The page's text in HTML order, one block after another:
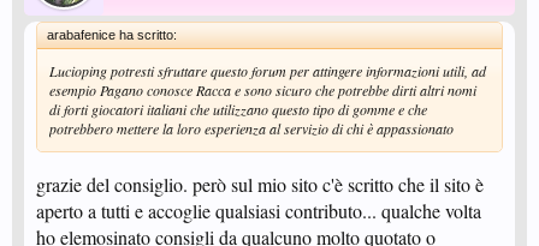
arabafenice ha scritto:
Lucioping potresti sfruttare questo forum per attingere informazioni utili, ad
esempio Pagano conosce Racca e sono sicuro che potrebbe dirti altri nomi
di forti giocatori italiani che utilizzano questo tipo di gomme e che
potrebbero mettere la loro esperienza al servizio di chi è appassionato
grazie del consiglio. però sul mio sito c'è scritto che il sito è
aperto a tutti e accoglie qualsiasi contributo... qualche volta
ho elemosinato consigli da qualcuno molto quotato o